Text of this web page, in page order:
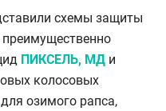
схемы защиты
преимущественно
ПИКСЕЛЬ, МД и
колосовых
для озимого рапса,